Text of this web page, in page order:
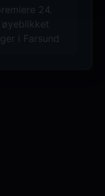
24.
i Farsund